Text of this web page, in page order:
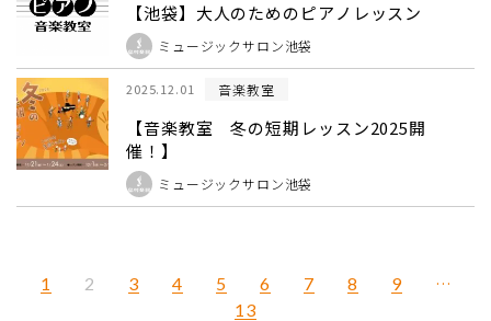
【池袋】大人のためのピアノレッスン
ミュージックサロン池袋
2025.12.01 音楽教室
【音楽教室 冬の短期レッスン2025開
催！】
ミュージックサロン池袋
1 2 3 4 5 6 7 8 9 …
13